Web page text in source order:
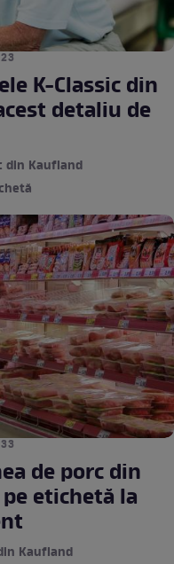
K-Classic din
detaliu de
din Kaufland
de porc din
etichetă la
Kaufland